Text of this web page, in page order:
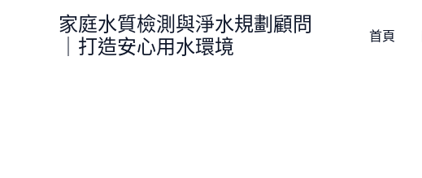
家庭水質檢測與淨水規劃顧問
｜打造安心用水環境
首頁